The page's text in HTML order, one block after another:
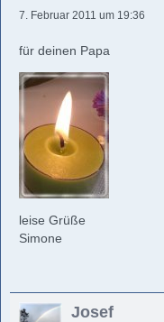
7. Februar 2011 um 19:36
für deinen Papa
leise Grüße
Simone
Josef